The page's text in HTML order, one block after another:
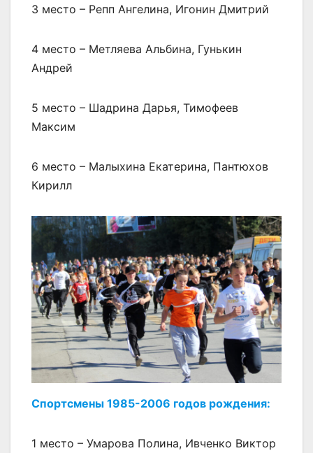
3 место – Репп Ангелина, Игонин Дмитрий
4 место – Метляева Альбина, Гунькин
Андрей
5 место – Шадрина Дарья, Тимофеев
Максим
6 место – Малыхина Екатерина, Пантюхов
Кирилл
Спортсмены 1985-2006 годов рождения:
1 место – Умарова Полина, Ивченко Виктор